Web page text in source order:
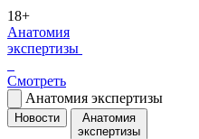
18+
Анатомия
экспертизы
Смотреть
Анатомия экспертизы
Новости
Анатомия
экспертизы